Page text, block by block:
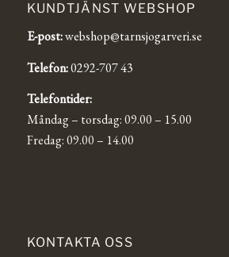
KUNDTJÄNST WEBSHOP
E-post:webshop@tarnsjogarveri.se
Telefon:0292-707 43
Telefontider:
Måndag – torsdag: 09.00 – 15.00
Fredag: 09.00 – 14.00
KONTAKTA OSS